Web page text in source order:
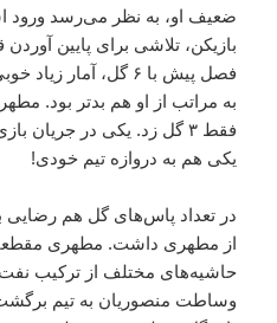
ضعیف او، به نظر می‌رسد ورود
بازیکن، تلاشی برای پایین
فصل پیش با ۶ گل،
به مراتب از او هم بدتر بود.
فقط ۳ گل زد. یکی در جریان
یکی هم به دروازه تیم خودی!
در تعداد پاس‌های گل هم
از مطهری داشت. مطهری
حاشیه‌های مختلف از ترکیب نفت
وساطت منصوریان به تیم